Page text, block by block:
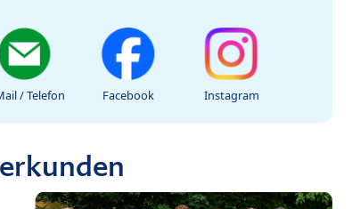
/ Telefon Facebook Instagram